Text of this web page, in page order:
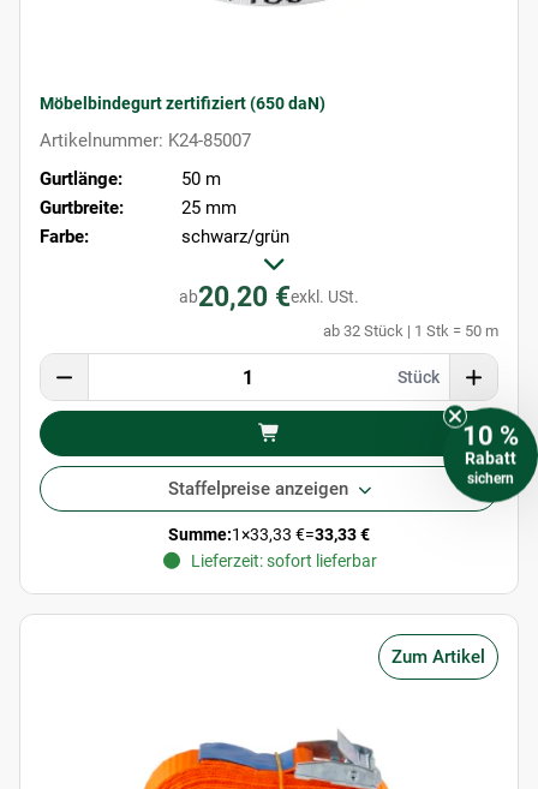
Möbelbindegurt zertifiziert (650 daN)
Artikelnummer: K24-85007
Gurtlänge:
50 m
Gurtbreite:
25 mm
Farbe:
schwarz/grün
ab20,20 €exkl. USt.
ab 32 Stück | 1 Stk = 50 m
Stück
Staffelpreise anzeigen
Summe:1×33,33 €=33,33 €
Lieferzeit: sofort lieferbar
Zum Artikel
10 %
Rabatt
sichern